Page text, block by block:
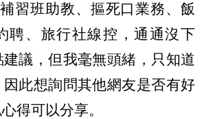
習班助教、摳死口業務、飯
聘、旅行社線控，通通沒下
議，但我毫無頭緒，只知道
此想詢問其他網友是否有好
得可以分享。